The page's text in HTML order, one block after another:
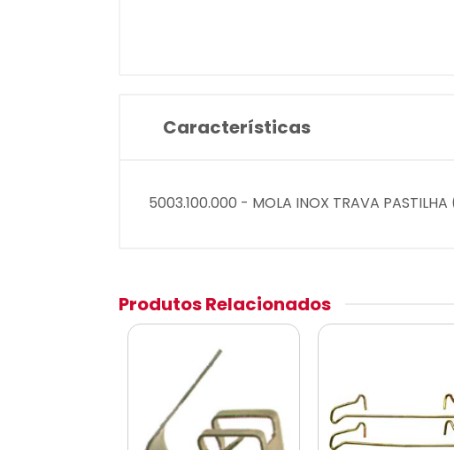
Características
5003.100.000 - MOLA INOX TRAVA
Produtos Relacionados